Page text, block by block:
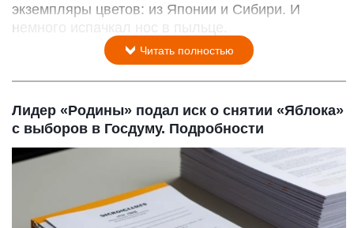
экземпляры цветов: из Японии и Сибири. И
немного испачкал нос в пыльце.
Читать полностью
Лидер «Родины» подал иск о снятии «Яблока»
с выборов в Госдуму. Подробности